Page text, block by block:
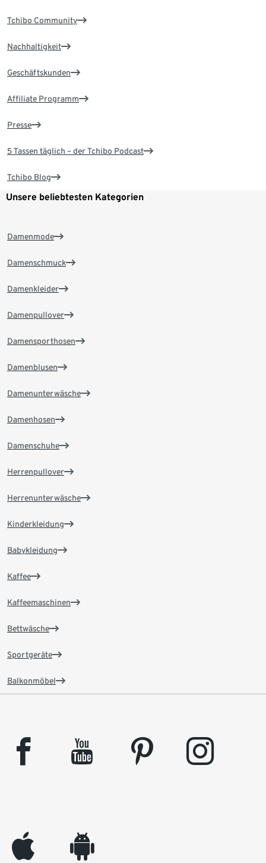
Tchibo Community
Nachhaltigkeit
Geschäftskunden
Affiliate Programm
Presse
5 Tassen täglich – der Tchibo Podcast
Tchibo Blog
Unsere beliebtesten Kategorien
Damenmode
Damenschmuck
Damenkleider
Damenpullover
Damensporthosen
Damenblusen
Damenunterwäsche
Damenhosen
Damenschuhe
Herrenpullover
Herrenunterwäsche
Kinderkleidung
Babykleidung
Kaffee
Kaffeemaschinen
Bettwäsche
Sportgeräte
Balkonmöbel
facebook youtube pinterest instagram
appleinc android